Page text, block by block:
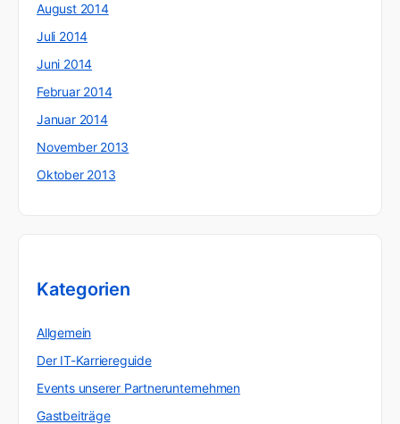
August 2014
Juli 2014
Juni 2014
Februar 2014
Januar 2014
November 2013
Oktober 2013
Kategorien
Allgemein
Der IT-Karriereguide
Events unserer Partnerunternehmen
Gastbeiträge